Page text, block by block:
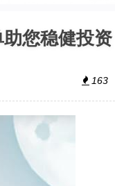
您稳健投资
163